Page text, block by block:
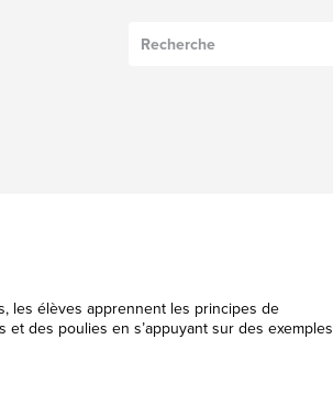
les élèves apprennent les principes de
des poulies en s’appuyant sur des exemples